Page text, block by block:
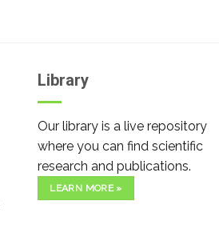
Library
Our library is a live repository
where you can find scientific
research and publications.
LEARN MORE »